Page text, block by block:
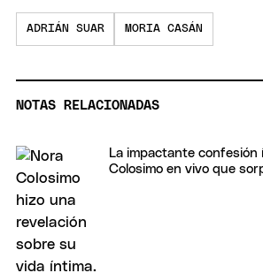
ADRIÁN SUAR MORIA CASÁN
NOTAS RELACIONADAS
La impactante confesión
Colosimo en vivo que